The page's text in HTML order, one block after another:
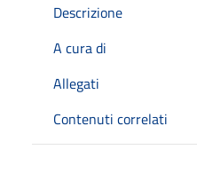
Descrizione
A cura di
Allegati
Contenuti correlati